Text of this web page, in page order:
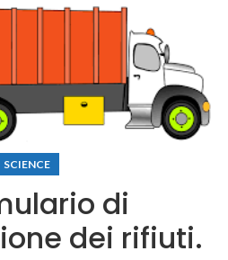
SCIENCE
di
dei rifiuti.